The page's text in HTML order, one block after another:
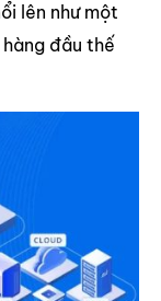
lên như một
đầu thế